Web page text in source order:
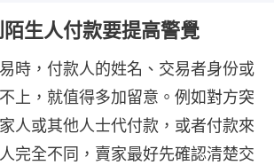
生人付款要提高警覺
時，付款人的姓名、交易者身份或
上，就值得多加留意。例如對方突
人或其他人士代付款，或者付款來
完全不同，賣家最好先確認清楚交